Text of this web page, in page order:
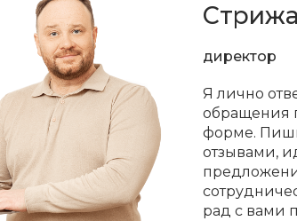
директор
Я лично
обращения
форме.
отзывами,
рад с вами